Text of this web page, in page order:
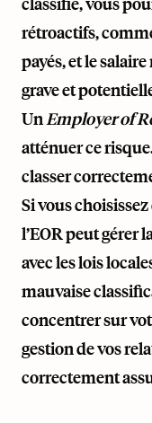
rétroactifs,
payés, et le
grave et
UnEmployer of
atténuer ce
classer
Si vous
l’EOR peut gérer
avec les lois
mauvaise
concentrer sur
gestion de vos
correctement